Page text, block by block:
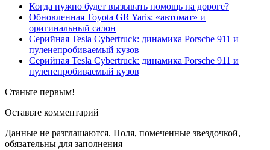
Когда нужно будет вызывать помощь на дороге?
Обновленная Toyota GR Yaris: «автомат» и
оригинальный салон
Серийная Tesla Cybertruck: динамика Porsche 911 и
пуленепробиваемый кузов
Серийная Tesla Cybertruck: динамика Porsche 911 и
пуленепробиваемый кузов
Станьте первым!
Оставьте комментарий
Данные не разглашаются. Поля, помеченные звездочкой,
обязательны для заполнения